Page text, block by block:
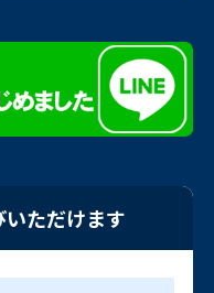
ただけます